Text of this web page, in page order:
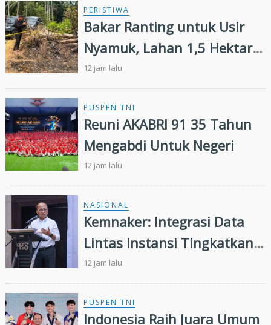
PERISTIWA
Bakar Ranting untuk Usir
Nyamuk, Lahan 1,5 Hektare
di Inhu Malah Terbakar,
Pensiunan Diamankan Polisi
12 jam lalu
PUSPEN TNI
Reuni AKABRI 91 35 Tahun
Mengabdi Untuk Negeri
12 jam lalu
NASIONAL
Kemnaker: Integrasi Data
Lintas Instansi Tingkatkan
Kualitas Layanan
Ketenagakerjaan
12 jam lalu
PUSPEN TNI
Indonesia Raih Juara Umum